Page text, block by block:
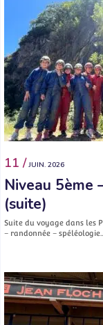
11 / JUIN. 2026
Niveau 5ème
(suite)
Suite du voyage dans les
– randonnée – spéléologie…